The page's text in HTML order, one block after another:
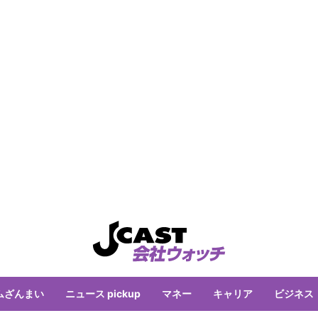
ざんまい ニュース pickup マネー キャリア ビジネス